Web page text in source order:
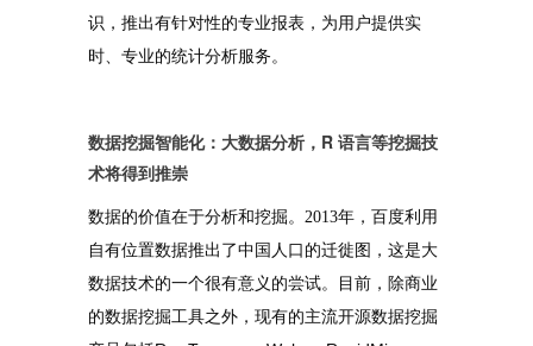
识，推出有针对性的专业报表，为用户提供实
时、专业的统计分析服务。
数据挖掘智能化：大数据分析，R 语言等挖掘技
术将得到推崇
数据的价值在于分析和挖掘。2013年，百度利用
自有位置数据推出了中国人口的迁徙图，这是大
数据技术的一个很有意义的尝试。目前，除商业
的数据挖掘工具之外，现有的主流开源数据挖掘